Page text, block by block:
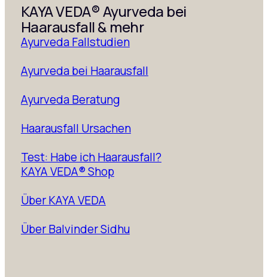
KAYA VEDA® Ayurveda bei
Haarausfall & mehr
Ayurveda Fallstudien
Ayurveda bei Haarausfall
Ayurveda Beratung
Haarausfall Ursachen
Test: Habe ich Haarausfall?
KAYA VEDA® Shop
Über KAYA VEDA
Über Balvinder Sidhu